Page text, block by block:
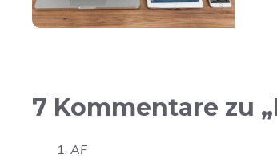
7 Kommentare zu
AF